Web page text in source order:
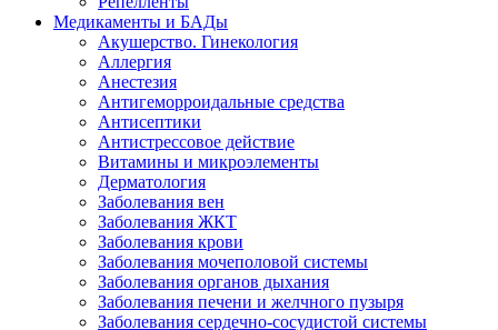
Медикаменты и БАДы
Акушерство. Гинекология
Аллергия
Анестезия
Антигеморроидальные средства
Антисептики
Антистрессовое действие
Витамины и микроэлементы
Дерматология
Заболевания вен
Заболевания ЖКТ
Заболевания крови
Заболевания мочеполовой системы
Заболевания органов дыхания
Заболевания печени и желчного пузыря
Заболевания сердечно-сосудистой системы